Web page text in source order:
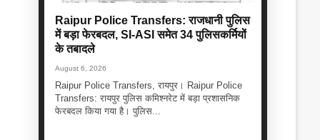
Raipur Police Transfers: राजधानी पुलिस
में बड़ा फेरबदल, SI-ASI समेत 34 पुलिसकर्मियों
के तबादले
August 6, 2026
Raipur Police Transfers, रायपुर। Raipur Police
Transfers: रायपुर पुलिस कमिश्नरेट में बड़ा प्रशासनिक
फेरबदल किया गया है। पुलिस...